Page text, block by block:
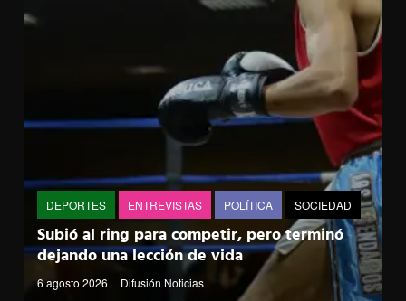
DEPORTES ENTREVISTAS POLÍTICA SOCIEDAD
Subió al ring para competir, pero terminó
dejando una lección de vida
6 agosto 2026 Difusión Noticias